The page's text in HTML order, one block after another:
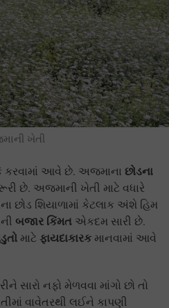
ખેતી
કરવામાં આવે છે. અજમાના છોડના
છે. અજમાની ખેતી માટે વધારે
છોડ શિયાળામાં કેટલાક અંશે હિમ
બજાર કિંમત એકદમ સારી છે.
માટે ફાયદાકારક માનવામાં આવે
સારો નફો મેળવવા માંગો છો તો
વાવેતરથી લઈને કાપણી